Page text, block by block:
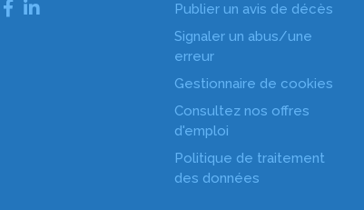
Publier un avis de décès
Signaler un abus/une
erreur
Gestionnaire de cookies
Consultez nos offres
d'emploi
Politique de traitement
des données